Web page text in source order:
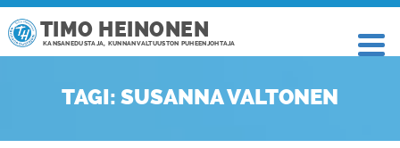
TIMO HEINONEN
KANSANEDUSTAJA, KUNNANVALTUUSTON PUHEENJOHTAJA
TAGI: SUSANNA VALTONEN